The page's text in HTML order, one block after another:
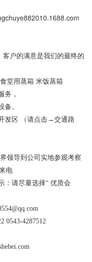
户的满意是我们的最终的
堂用蒸箱 米饭蒸箱
务，
备。
发区 （请点击→ 交通路
导到公司实地参观考察
电
请尽量选择“ 优质会
0543-4287512